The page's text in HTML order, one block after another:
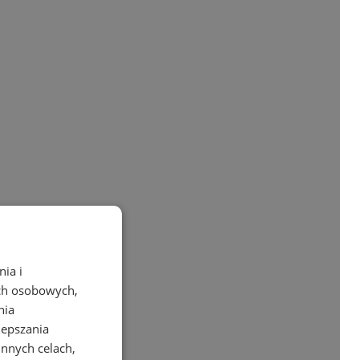
i
osobowych,
celach,